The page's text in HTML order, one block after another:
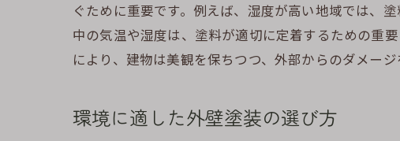
外壁
ぐために重要です。例えば、湿度が高い地域では、
中の気温や湿度は、塗料が適切に定着するための重
により、建物は美観を保ちつつ、外部からのダメー
環境に適した外壁塗装の選び方